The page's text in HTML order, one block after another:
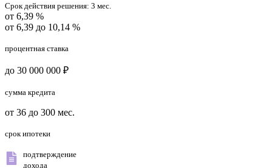
Срок действия решения: 3 мес.
от 6,39 %
от 6,39 до 10,14 %
процентная ставка
до 30 000 000 ₽
сумма кредита
от 36 до 300 мес.
срок ипотеки
подтверждение
дохода